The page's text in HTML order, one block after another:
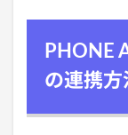
PHONE
の連携方